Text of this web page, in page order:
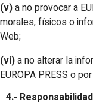
(v)a no provocar a
morales, físicos o
Web;
(vi)a no alterar la
EUROPA PRESS o
4.-